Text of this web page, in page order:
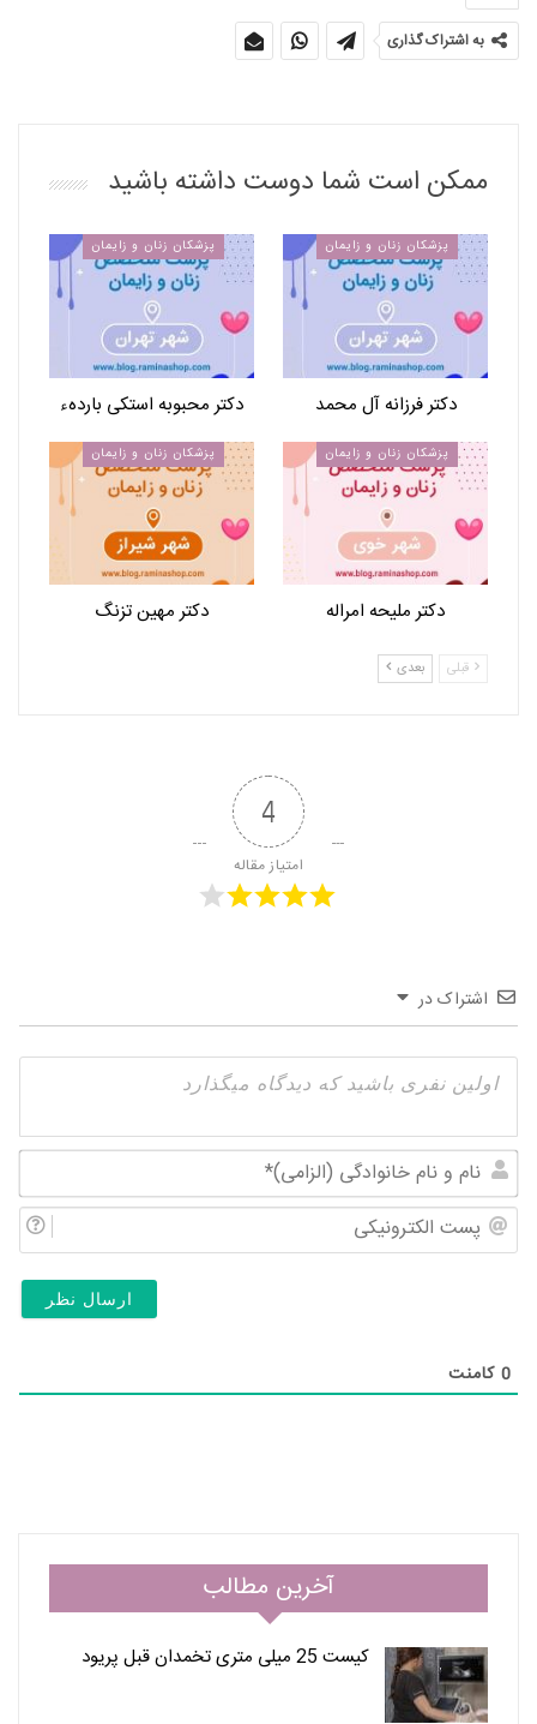
به اشتراک گذاری
ممکن است شما دوست داشته باشید
پزشکان زنان و زایمان
دکتر فرزانه آل محمد
پزشکان زنان و زایمان
دکتر محبوبه استکی باردهء
پزشکان زنان و زایمان
دکتر ملیحه امراله
پزشکان زنان و زایمان
دکتر مهین تزنگ
قبلی بعدی
4
امتیاز مقاله
اشتراک در
و
0 کامنت
آخرین مطالب
کیست 25 میلی متری تخمدان قبل پریود